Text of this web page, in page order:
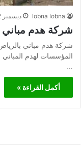
lobna lobna ديسمبر 22, 2025
شركة هدم مباني
شركة هدم مباني
المؤسسات لهدم
…
أكمل القراءة »